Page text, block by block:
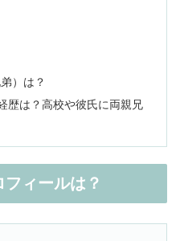
）は？
歴は？高校や彼氏に両親兄
ィールは？